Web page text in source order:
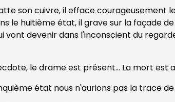
son cuivre, il efface courageusement
le huitième état, il grave sur la façade
vont devenir dans l'inconscient du
le drame est présent... La mort est
état nous n'aurions pas la trace